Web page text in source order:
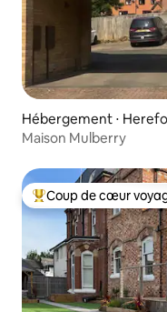
Hébergement ⋅
Maison Mulberry
Coups de cœur
Coup de cœur